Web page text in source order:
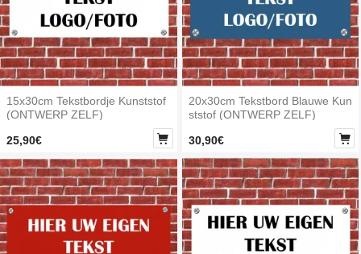
15x30cm Tekstbordje Kunststof
(ONTWERP ZELF)
25,90€

20x30cm Tekstbord Blauwe Kun
ststof (ONTWERP ZELF)
30,90€
